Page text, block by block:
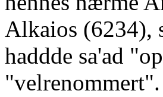
Alkaios (6234),
haddde sa'ad